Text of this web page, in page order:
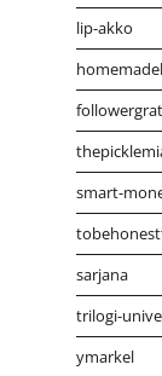
lip-akko
smart-
sarjana
trilogi-
ymarkel